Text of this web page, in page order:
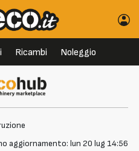
Ricambi Noleggio
aggiornamento: lun 20 lug 14:56